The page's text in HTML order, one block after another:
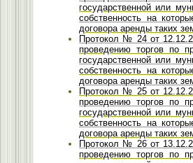
государственной или
собственность на
договора аренды таких
Протокол № 24 от
проведению торгов по
государственной или
собственность на
договора аренды таких
Протокол № 25 от
проведению торгов по
государственной или
собственность на
договора аренды таких
Протокол № 26 от
проведению торгов по